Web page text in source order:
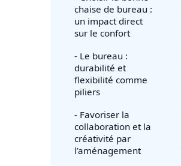
chaise de bureau :
un impact direct
sur le confort
- Le bureau :
durabilité et
flexibilité comme
piliers
- Favoriser la
collaboration et la
créativité par
l’aménagement